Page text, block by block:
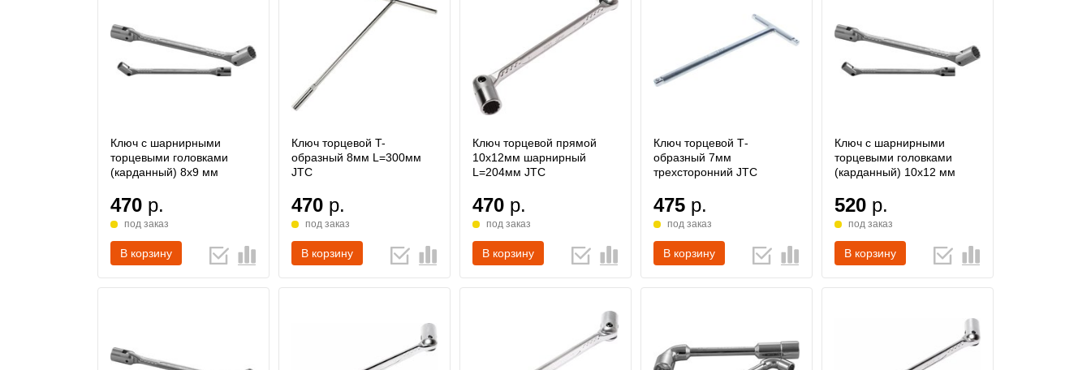
Ключ с шарнирными
торцевыми головками
(карданный) 8х9 мм
470 р.
под заказ
В корзину
Ключ торцевой T-
образный 8мм L=300мм
JTC
470 р.
под заказ
В корзину
Ключ торцевой прямой
10х12мм шарнирный
L=204мм JTC
470 р.
под заказ
В корзину
Ключ торцевой Т-
образный 7мм
трехсторонний JTC
475 р.
под заказ
В корзину
Ключ с шарнирными
торцевыми головками
(карданный) 10х12 мм
520 р.
под заказ
В корзину